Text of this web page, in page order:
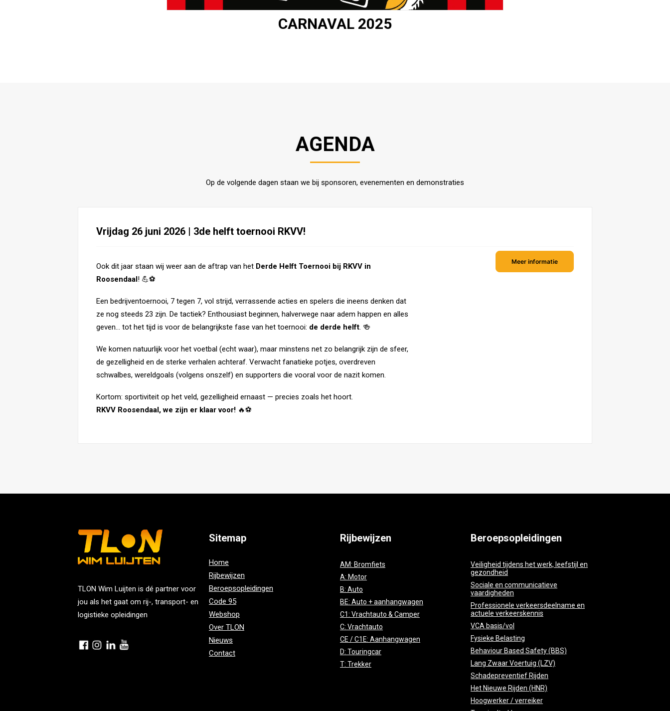
CARNAVAL 2025
AGENDA
Op de volgende dagen staan we bij sponsoren, evenementen en demonstraties
Vrijdag 26 juni 2026 | 3de helft toernooi RKVV!
Ook dit jaar staan wij weer aan de aftrap van het Derde Helft Toernooi bij RKVV in
Roosendaal! 💪⚽
Een bedrijven­toernooi, 7 tegen 7, vol strijd, verrassende acties en spelers die ineens denken dat
ze nog steeds 23 zijn. De tactiek? Enthousiast beginnen, halverwege naar adem happen en alles
geven… tot het tijd is voor de belangrijkste fase van het toernooi: de derde helft. 🍻
We komen natuurlijk voor het voetbal (echt waar), maar minstens net zo belangrijk zijn de sfeer,
de gezelligheid en de sterke verhalen achteraf. Verwacht fanatieke potjes, overdreven
schwalbes, wereldgoals (volgens onszelf) en supporters die vooral voor de nazit komen.
Kortom: sportiviteit op het veld, gezelligheid ernaast — precies zoals het hoort.
RKVV Roosendaal, we zijn er klaar voor! 🔥⚽
Meer informatie
TLON Wim Luijten is dé partner voor
jou als het gaat om rij-, transport- en
logistieke opleidingen
Sitemap
Home
Rijbewijzen
Beroepsopleidingen
Code 95
Webshop
Over TLON
Nieuws
Contact
Rijbewijzen
AM: Bromfiets
A: Motor
B: Auto
BE: Auto + aanhangwagen
C1: Vrachtauto & Camper
C: Vrachtauto
CE / C1E: Aanhangwagen
D: Touringcar
T: Trekker
Beroepsopleidingen
Veiligheid tijdens het werk, leefstijl en
gezondheid
Sociale en communicatieve
vaardigheden
Professionele verkeersdeelname en
actuele verkeerskennis
VCA basis/vol
Fysieke Belasting
Behaviour Based Safety (BBS)
Lang Zwaar Voertuig (LZV)
Schadepreventief Rijden
Het Nieuwe Rijden (HNR)
Hoogwerker / verreiker